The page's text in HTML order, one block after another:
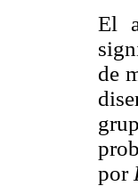
El
de
por